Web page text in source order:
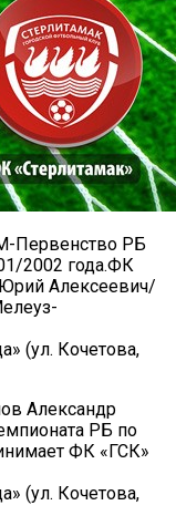
Первенство РБ
2002 года.ФК
Алексеевич/
(ул. Кочетова,
Александр
РБ по
ФК «ГСК»
(ул. Кочетова,